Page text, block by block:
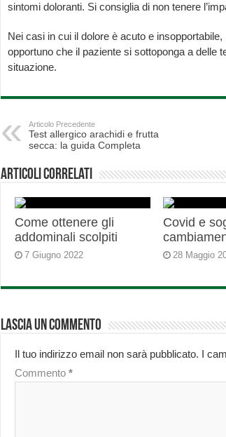
sintomi doloranti. Si consiglia di non tenere
Nei casi in cui il dolore è acuto e
opportuno che il paziente si sottoponga a delle
situazione.
Articolo Precedente
Test allergico arachidi e frutta
secca: la guida Completa
Articoli correlati
Come ottenere gli
addominali scolpiti
7 Giugno 2022
Covid e
28 Maggio
Lascia un commento
Il tuo indirizzo email non sarà pubblicato. I
Commento *